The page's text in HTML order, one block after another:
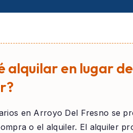
alquilar en lugar de
en Arroyo Del Fresno se
o el alquiler. El alquiler